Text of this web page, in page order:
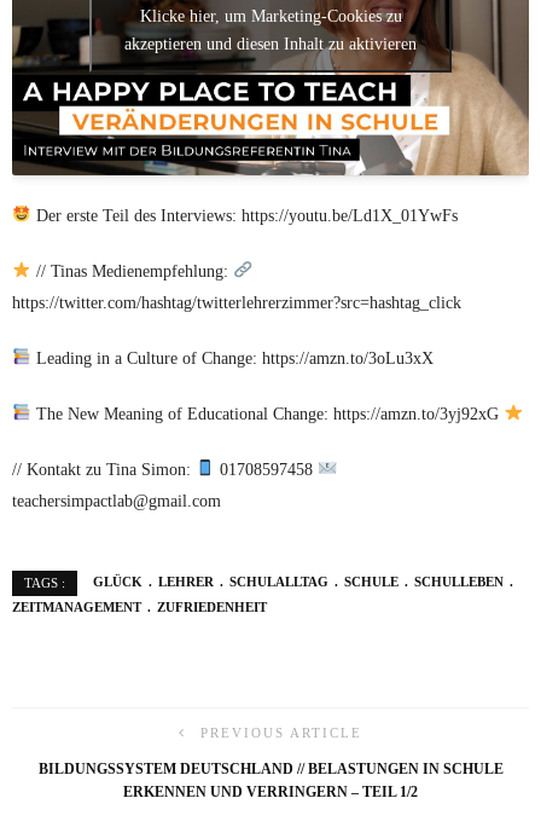
Klicke hier, um Marketing-Cookies zu
akzeptieren und diesen Inhalt zu aktivieren
Der erste Teil des Interviews: https://youtu.be/Ld1X_01YwFs
// Tinas Medienempfehlung:
https://twitter.com/hashtag/twitterlehrerzimmer?src=hashtag_click
Leading in a Culture of Change: https://amzn.to/3oLu3xX
The New Meaning of Educational Change: https://amzn.to/3yj92xG
// Kontakt zu Tina Simon:
01708597458
teachersimpactlab@gmail.com
TAGS : GLÜCK LEHRER SCHULALLTAG SCHULE
SCHULLEBEN
ZEITMANAGEMENT
ZUFRIEDENHEIT
PREVIOUS ARTICLE
BILDUNGSSYSTEM DEUTSCHLAND // BELASTUNGEN IN SCHULE
ERKENNEN UND VERRINGERN – TEIL 1/2